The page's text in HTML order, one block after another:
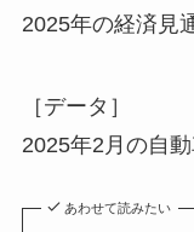
2025年の経済見
［データ］
2025年2月の自
あわせて読みたい